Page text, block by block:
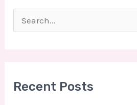
cRecent Posts